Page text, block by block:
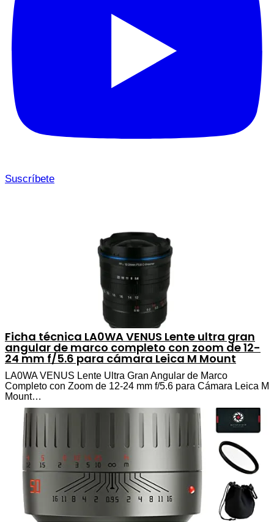
Suscríbete
Ficha técnica LA0WA VENUS Lente ultra gran
angular de marco completo con zoom de 12-
24 mm f/5.6 para cámara Leica M Mount
LA0WA VENUS Lente Ultra Gran Angular de Marco
Completo con Zoom de 12-24 mm f/5.6 para Cámara Leica M
Mount…